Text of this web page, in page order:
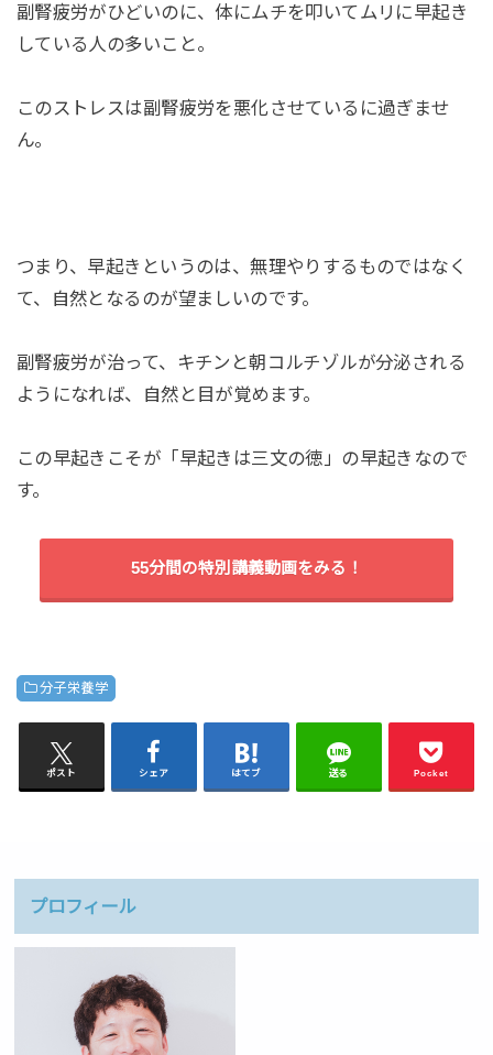
副腎疲労がひどいのに、体にムチを叩いてムリに早起き
している人の多いこと。
このストレスは副腎疲労を悪化させているに過ぎませ
ん。
つまり、早起きというのは、無理やりするものではなく
て、自然となるのが望ましいのです。
副腎疲労が治って、キチンと朝コルチゾルが分泌される
ようになれば、自然と目が覚めます。
この早起きこそが「早起きは三文の徳」の早起きなので
す。
55分間の特別講義動画をみる！
分子栄養学
ポスト シェア はてブ 送る Pocket
プロフィール